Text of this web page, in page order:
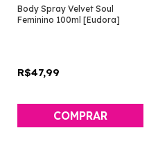
Body Spray Velvet Soul
Feminino 100ml [Eudora]
R$47,99